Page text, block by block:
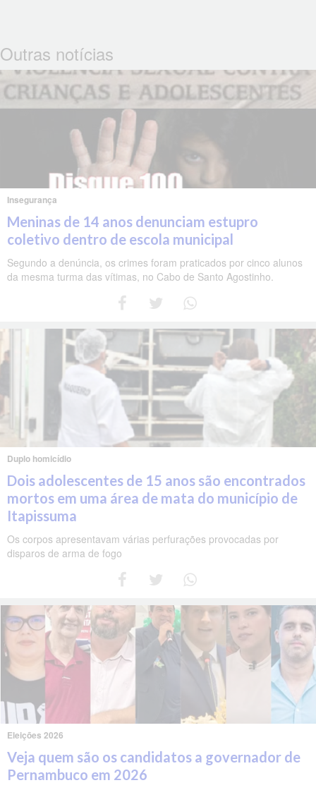
Outras notícias
Insegurança
Meninas de 14 anos denunciam estupro
coletivo dentro de escola municipal
Segundo a denúncia, os crimes foram praticados por cinco alunos
da mesma turma das vítimas, no Cabo de Santo Agostinho.
Duplo homicídio
Dois adolescentes de 15 anos são encontrados
mortos em uma área de mata do município de
Itapissuma
Os corpos apresentavam várias perfurações provocadas por
disparos de arma de fogo
Eleições 2026
Veja quem são os candidatos a governador de
Pernambuco em 2026